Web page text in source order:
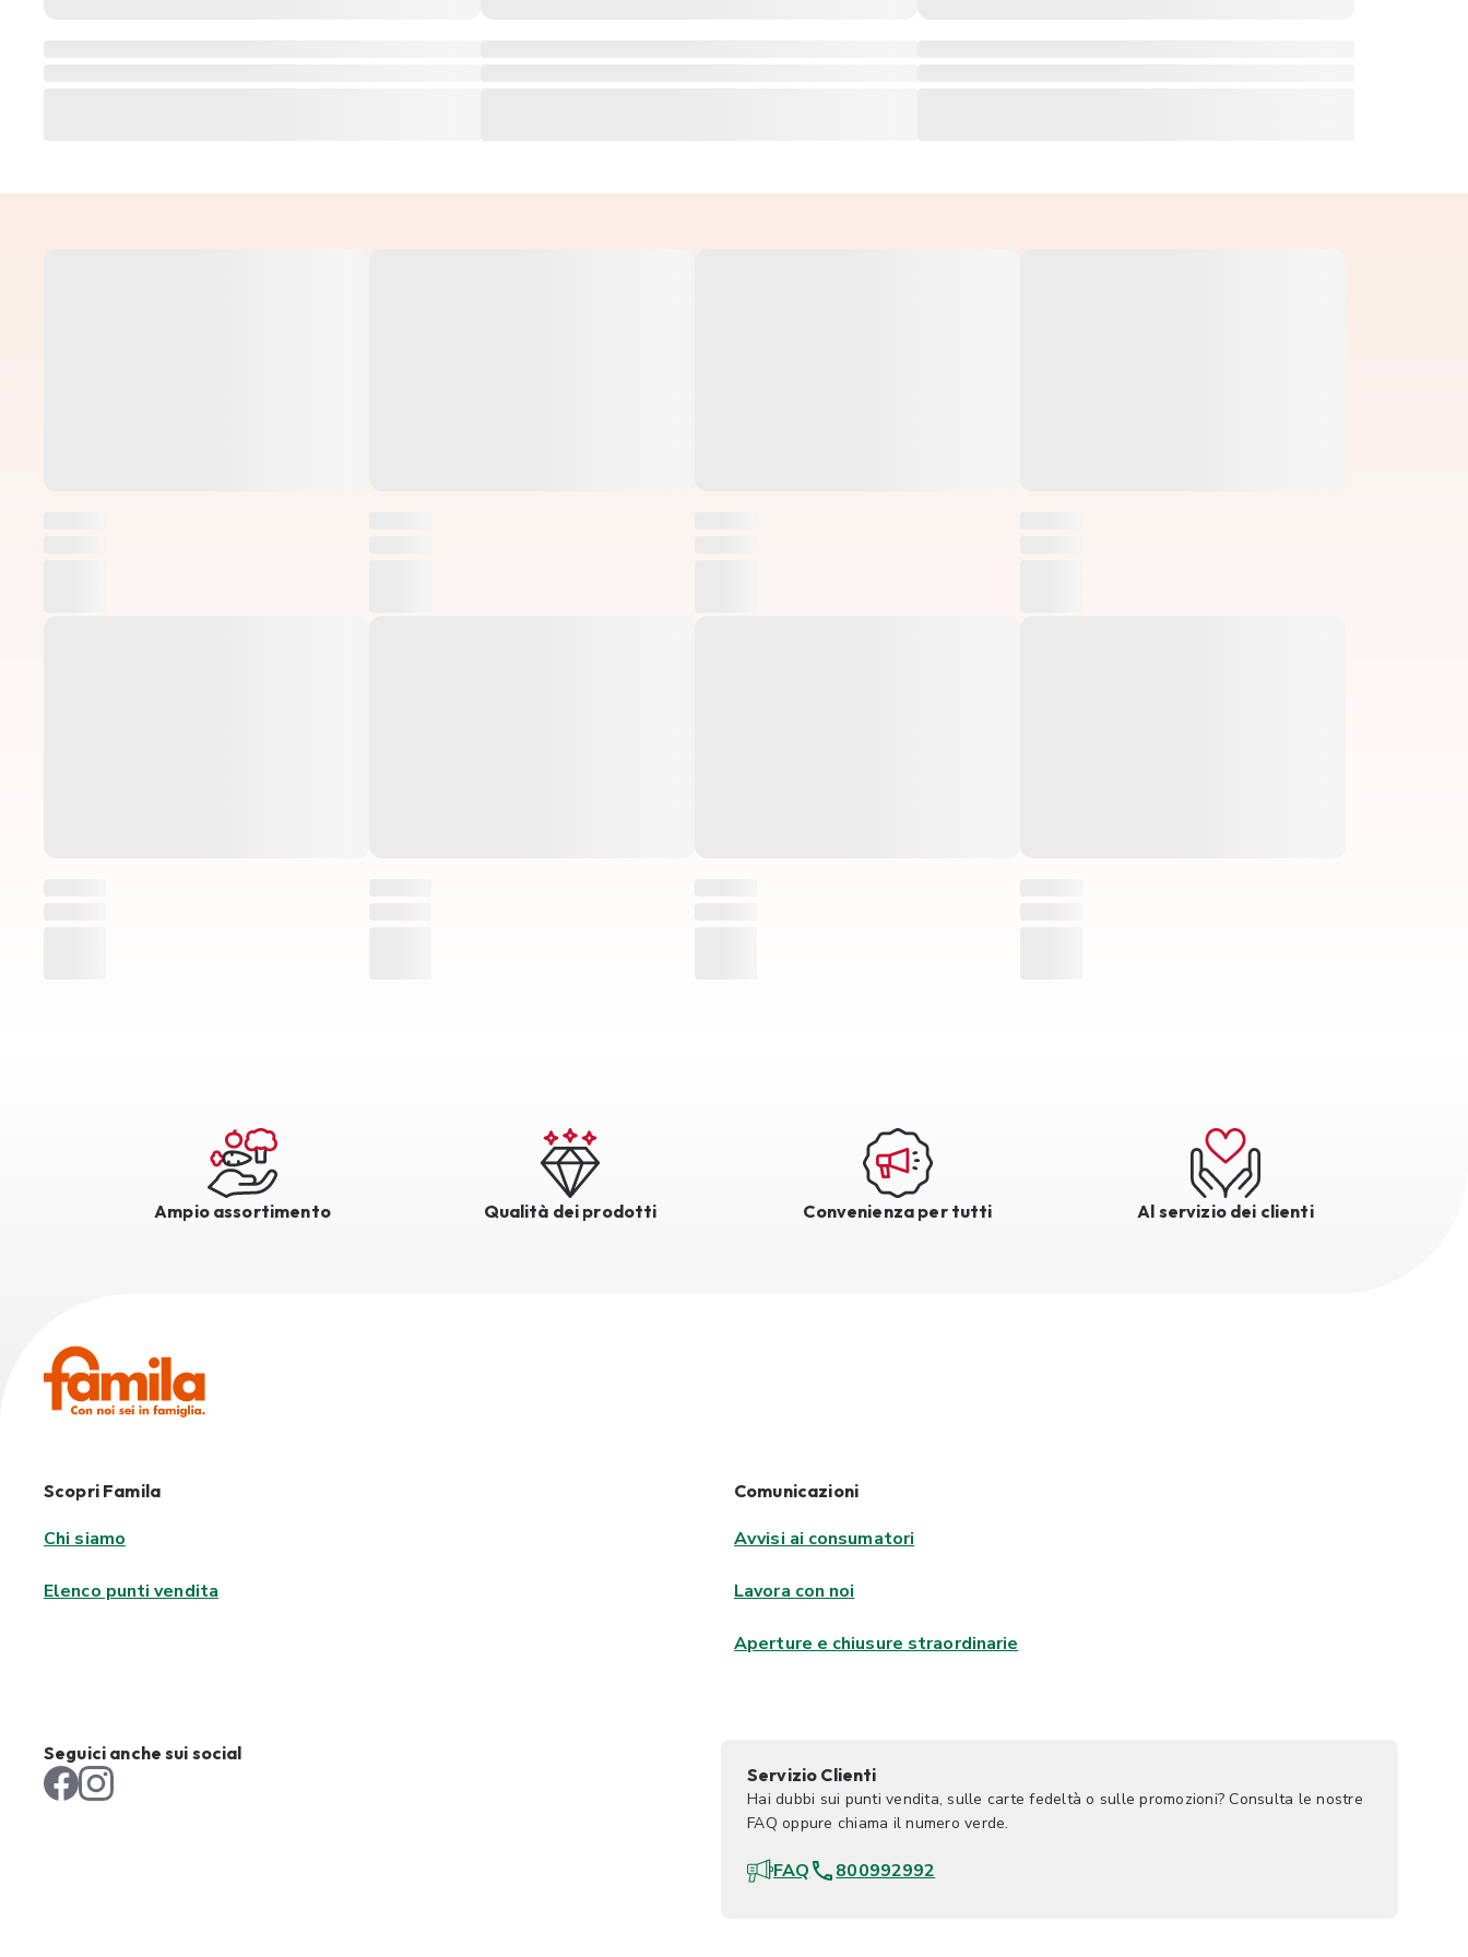
Ampio assortimento Qualità dei prodotti Convenienza per tutti Al servizio dei clienti
Scopri Famila
Chi siamo
Elenco punti vendita
Comunicazioni
Avvisi ai consumatori
Lavora con noi
Aperture e chiusure straordinarie
Seguici anche sui social
Servizio Clienti
Hai dubbi sui punti vendita, sulle carte fedeltà o sulle promozioni? Consulta le nostre
FAQ oppure chiama il numero verde.
FAQ 800992992